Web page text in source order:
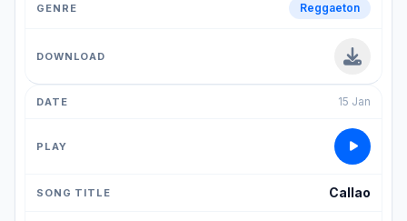
Reggaeton
15 Jan
Callao